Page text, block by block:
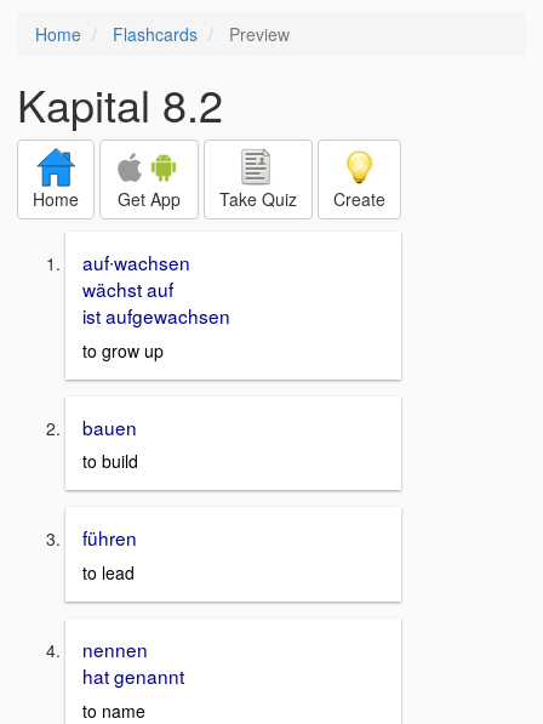
Home Flashcards Preview
Kapital 8.2
Home Get App Take Quiz Create
auf∙wachsen
wächst auf
ist aufgewachsen
to grow up
bauen
to build
führen
to lead
nennen
hat genannt
to name